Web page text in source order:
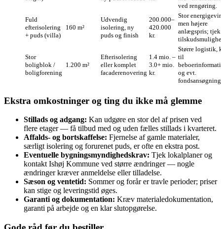
ved rengøring.
Fuld
efterisolering
+ puds (villa)
160 m²
Udvendig
isolering, ny
puds og finish
200.000–
420.000
kr.
Stor
men højere
anlægspris; tjek
Stor
boligblok /
boligforening
1.200 m²
Efterisolering
eller komplet
facaderenovering
1.4 mio. –
3.0+ mio.
kr.
Større logistik,
til
og evt.
Ekstra omkostninger og ting du ikke må glemme
Stillads og adgang: Kan udgøre en stor del af prisen ved
flere etager — få tilbud med og uden fælles stillads i kvarteret.
Affalds- og bortskaffelse: Fjernelse af gamle materialer,
særligt isolering og forurenet puds, er ofte en ekstra post.
Eventuelle bygningsmyndighedskrav: Tjek lokalplaner og
kontakt Ishøj Kommune ved større ændringer — nogle
ændringer kræver anmeldelse eller tilladelse.
Sæson og ventetid: Sommer og forår er travle perioder; priser
kan stige og leveringstid øges.
Garanti og dokumentation: Kræv materialedokumentation,
garanti på arbejde og en klar slutopgørelse.